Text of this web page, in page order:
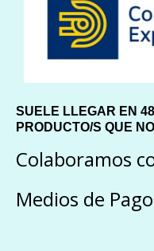
SUELE LLEGAR EN
PRODUCTO/S QUE
Colaboramos
Medios de Pago